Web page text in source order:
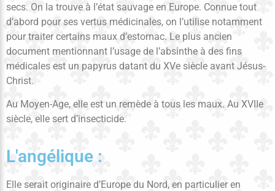
secs. On la trouve à l’état sauvage en Europe. Connue tout
d’abord pour ses vertus médicinales, on l’utilise notamment
pour traiter certains maux d’estomac. Le plus ancien
document mentionnant l’usage de l’absinthe à des fins
médicales est un papyrus datant du XVe siècle avant Jésus-
Christ.
Au Moyen-Age, elle est un remède à tous les maux. Au XVIIe
siècle, elle sert d’insecticide.
L'angélique :
Elle serait originaire d’Europe du Nord, en particulier en